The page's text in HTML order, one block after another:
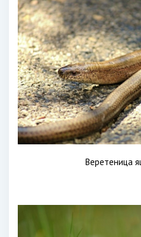
Веретеница